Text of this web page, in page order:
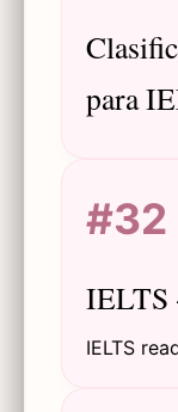
para
#32
IELTS
IELTS